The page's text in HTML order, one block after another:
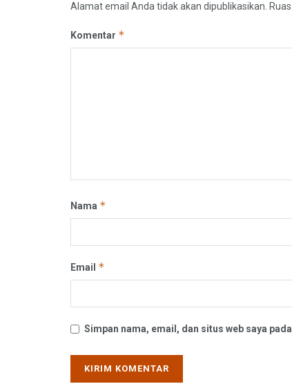
Alamat email Anda tidak akan dipublikasikan.
Komentar *
Nama *
Email *
Simpan nama, email, dan situs web saya